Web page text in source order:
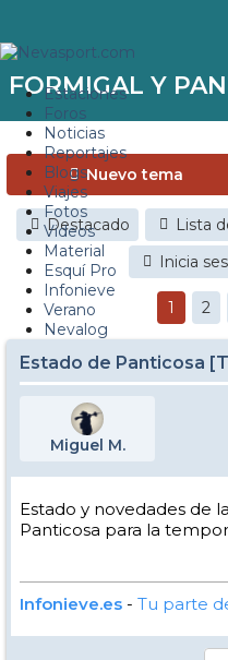
Estaciones
Foros
Noticias
Reportajes
Blogs
Viajes
Fotos
Videos
Material
Esquí Pro
Infonieve
Verano
Nevalog
FORMIGAL Y
Nuevo tema
Destacado Lista
Inicia
1 2
Estado de Panticosa
Miguel M.
Estado y novedades de
Panticosa para la
Infonieve.es - Tu parte